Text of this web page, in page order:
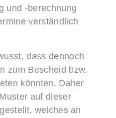
und -berechnung
verständlich
dass dennoch
zum Bescheid bzw.
könnten. Daher
auf dieser
welches an